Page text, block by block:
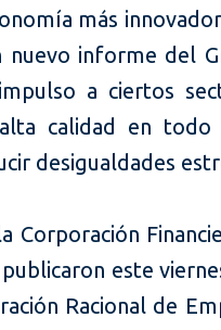
más
nuevo informe del
a ciertos
calidad en todo
desigualdades
Corporación
este
Racional de